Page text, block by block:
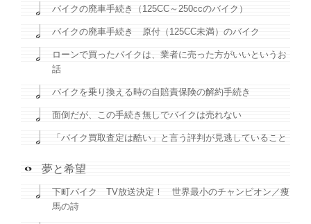
バイクの廃車手続き（125CC～250ccのバイク）
バイクの廃車手続き 原付（125CC未満）のバイク
ローンで買ったバイクは、業者に売った方がいいというお
話
バイクを乗り換える時の自賠責保険の解約手続き
面倒だが、この手続き無しでバイクは売れない
「バイク買取査定は酷い」と言う評判が見逃していること
夢と希望
下町バイク TV放送決定！ 世界最小のチャンピオン／痩
馬の詩